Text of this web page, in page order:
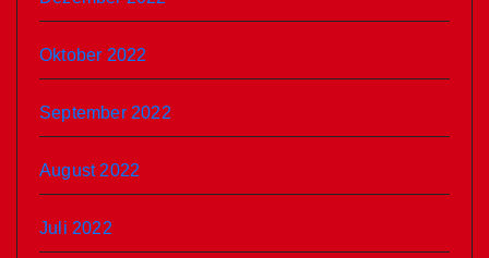
Oktober 2022
September 2022
August 2022
Juli 2022